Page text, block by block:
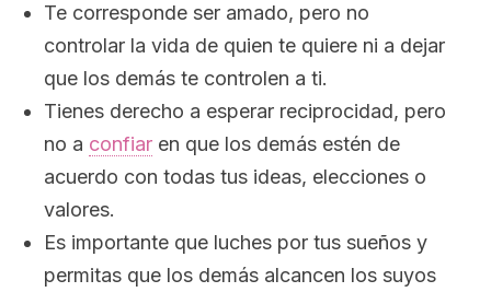
Te corresponde ser amado, pero no
controlar la vida de quien te quiere ni a dejar
que los demás te controlen a ti.
Tienes derecho a esperar reciprocidad, pero
no a confiar en que los demás estén de
acuerdo con todas tus ideas, elecciones o
valores.
Es importante que luches por tus sueños y
permitas que los demás alcancen los suyos